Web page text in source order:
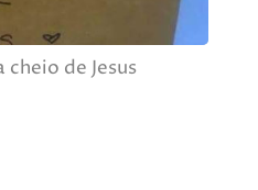
cheio de Jesus